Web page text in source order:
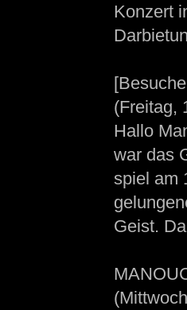
Konzert
(Freitag,
Hallo
war das
spiel am
Geist.